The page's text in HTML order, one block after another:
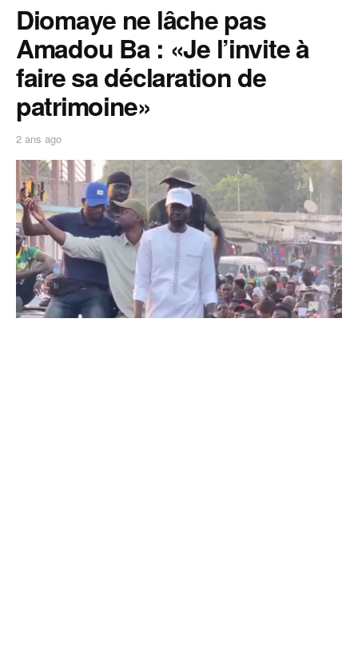
Diomaye ne lâche pas
Amadou Ba : «Je l’invite à
faire sa déclaration de
patrimoine»
2 ans ago